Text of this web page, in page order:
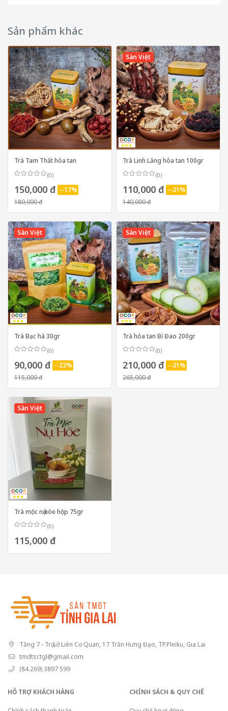
Sản phẩm khác
Trà Tam Thất hòa tan
(0)
150,000 đ --17%
180,000 đ
Sàn Việt
Trà Linh Lăng hòa tan 100gr
(0)
110,000 đ --21%
140,000 đ
Sàn Việt
Trà Bạc hà 30gr
(0)
90,000 đ --22%
115,000 đ
Sàn Việt
Trà hòa tan Bí Đao 200gr
(0)
210,000 đ --21%
265,000 đ
Sàn Việt
Trà mộc nụ hòe hộp 75gr
(0)
115,000 đ
Tầng 7 - Trụ Sở Liên Cơ Quan, 17 Trần Hưng Đạo, TP.Pleiku, Gia Lai
tmdtsctgl@gmail.com
(84.269) 3897 599
HỖ TRỢ KHÁCH HÀNG CHÍNH SÁCH & QUY CHẾ